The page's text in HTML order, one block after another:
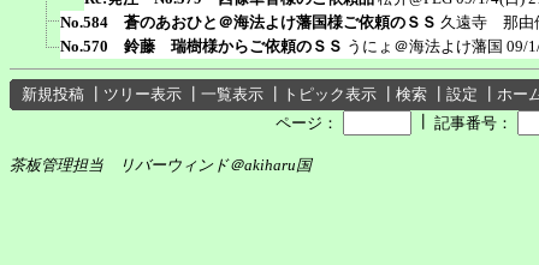
No.584 蒼のあおひと＠海法よけ藩国様ご依頼のＳＳ 久遠寺 那由
No.570 鈴藤 瑞樹様からご依頼のＳＳ うにょ＠海法よけ藩国 09/
新規投稿 ツリー表示 一覧表示 トピック表示 検索 設定
ホー
ページ：
記事番号：
茶板管理担当 リバーウィンド＠akiharu国